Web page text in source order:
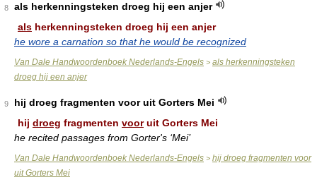
8
als herkenningsteken droeg hij een anjer
als herkenningsteken droeg hij een anjer
he wore a carnation so that he would be recognized
Van Dale Handwoordenboek Nederlands-Engels > als herkenningsteken
droeg hij een anjer
9
hij droeg fragmenten voor uit Gorters Mei
hij droeg fragmenten vooruit Gorters Mei
he recited passages from Gorter's ‘Mei’
Van Dale Handwoordenboek Nederlands-Engels > hij droeg fragmenten voor
uit Gorters Mei